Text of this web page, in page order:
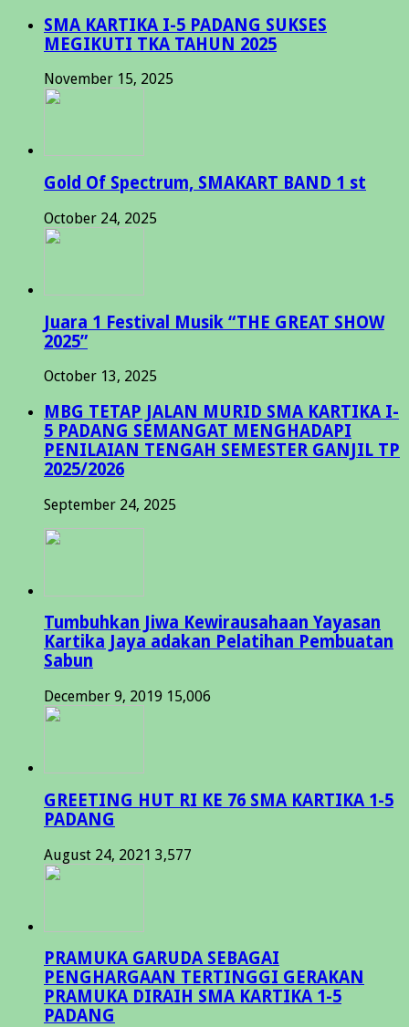
SMA KARTIKA I-5 PADANG SUKSES
MEGIKUTI TKA TAHUN 2025
November 15, 2025
Gold Of Spectrum, SMAKART BAND 1 st
October 24, 2025
Juara 1 Festival Musik “THE GREAT SHOW
2025”
October 13, 2025
MBG TETAP JALAN MURID SMA KARTIKA I-
5 PADANG SEMANGAT MENGHADAPI
PENILAIAN TENGAH SEMESTER GANJIL TP
2025/2026
September 24, 2025
Tumbuhkan Jiwa Kewirausahaan Yayasan
Kartika Jaya adakan Pelatihan Pembuatan
Sabun
December 9, 2019 15,006
GREETING HUT RI KE 76 SMA KARTIKA 1-5
PADANG
August 24, 2021 3,577
PRAMUKA GARUDA SEBAGAI
PENGHARGAAN TERTINGGI GERAKAN
PRAMUKA DIRAIH SMA KARTIKA 1-5
PADANG